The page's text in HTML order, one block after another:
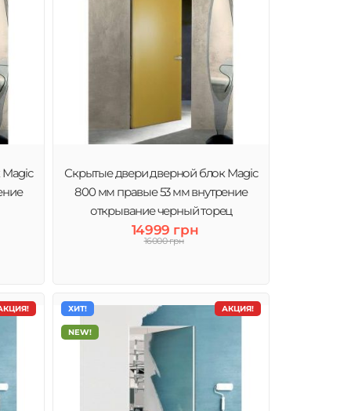
Скрытые двери дверной блок Magic
800 мм правые 53 мм внутрение
открывание черный торец
14999 грн
16000 грн
АКЦИЯ!
ХИТ!
NEW!